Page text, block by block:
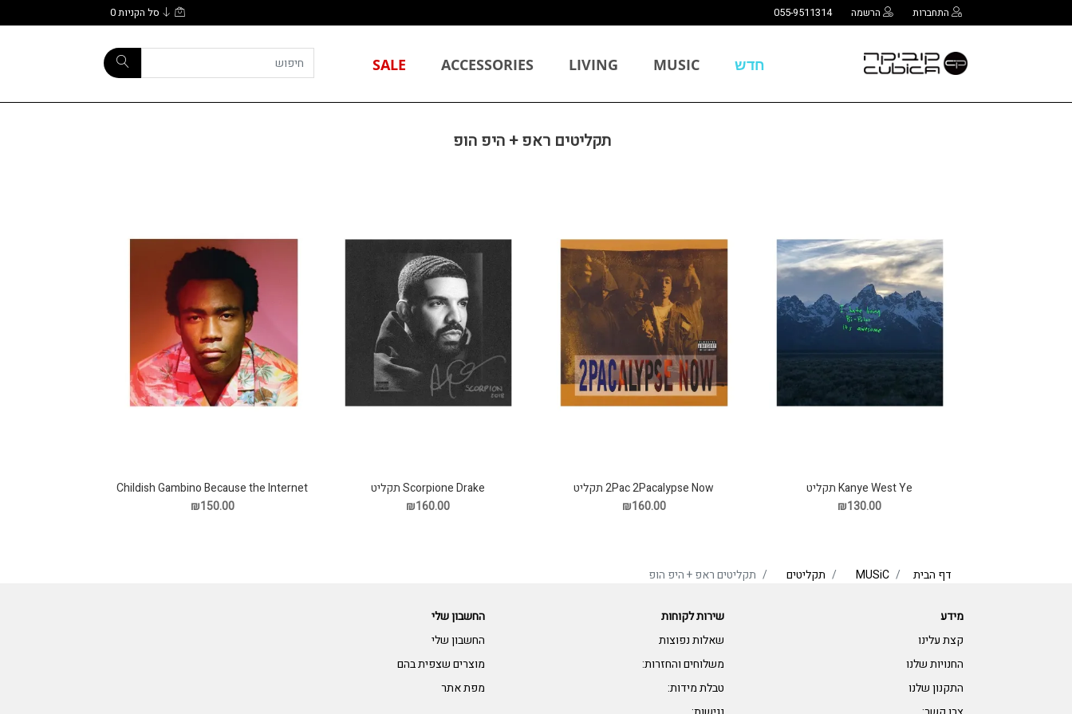
התחברות הרשמה 055-9511314 סל הקניות0
חדש MUSIC
LIVING
ACCESSORIES
SALE
תקליטים ראפ + היפ הופ
Kanye West Ye תקליט
₪130.00
2Pac 2Pacalypse Now תקליט
₪160.00
Scorpione Drake תקליט
₪160.00
Childish Gambino Because the Internet
תקליט
₪150.00
דף הבית MUSiC תקליטים תקליטים ראפ + היפ הופ
מידע
קצת עלינו
החנויות שלנו
התקנון שלנו
שירות לקוחות
שאלות נפוצות
משלוחים והחזרות:
טבלת מידות:
החשבון שלי
החשבון שלי
מוצרים שצפית בהם
מפת אתר